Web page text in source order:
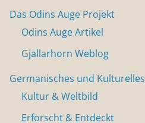
Das Odins Auge Projekt
Odins Auge Artikel
Gjallarhorn Weblog
Germanisches und Kulturelles
Kultur & Weltbild
Erforscht & Entdeckt